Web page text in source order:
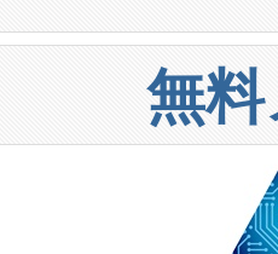
ングカリキュ
化段階におけ
立ち上げ調整
のバイオ
について、自
確保する事
ータセンター
な負担をかけ
減という課題
にし、ピーク
るバルク材
Avia 2」を発
1,000メート
切り替えるこ
どの細かな対
無